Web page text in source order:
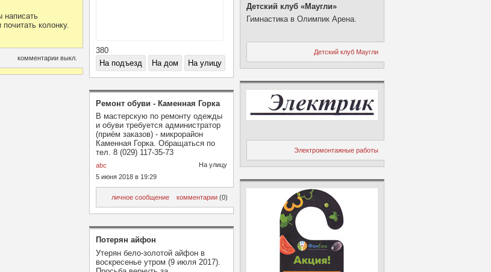
написать
колонку.
комментарии выкл.
380
Ремонт обуви - Каменная Горка
В мастерскую по ремонту одежды
и обуви требуется администратор
(приём заказов) - микрорайон
Каменная Горка. Обращаться по
тел. 8 (029) 117-35-73
abc
На улицу
5 июня 2018 в 19:29
личное сообщение комментарии (0)
Потерян айфон
Утерян бело-золотой айфон в
воскресенье утром (9 июля 2017).
Детский клуб «Маугли»
Гимнастика в Олимпик Арена.
Детский клуб Маугли
Электромонтажные работы